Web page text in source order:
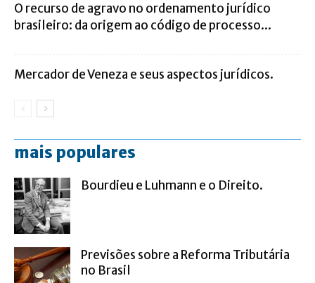
O recurso de agravo no ordenamento jurídico
brasileiro: da origem ao código de processo...
Mercador de Veneza e seus aspectos jurídicos.
mais populares
Bourdieu e Luhmann e o Direito.
Previsões sobre a Reforma Tributária
no Brasil